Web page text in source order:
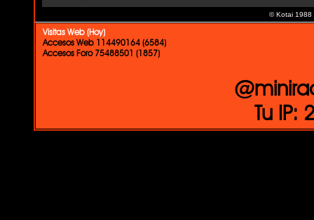
© Kotai 1988
Visitas Web (Hoy)
Accesos Web 114490164 (6584)
Accesos Foro 75488501 (1857)
Tu IP: